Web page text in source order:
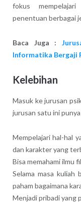
fokus
penentuan berbagai
Baca Juga :
Informatika Bergaji
Kelebihan
Masuk ke jurusan
jurusan satu ini
Mempelajari hal-hal
dan karakter yang
Bisa memahami ilmu
Selama masa kuliah
paham bagaimana
Menjadi pribadi yang